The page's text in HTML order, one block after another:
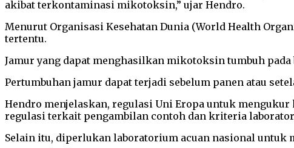
akibat terkontaminasi mikotoksin,” ujar Hendro.
Menurut Organisasi Kesehatan Dunia (World Health
tertentu.
Jamur yang dapat menghasilkan mikotoksin tumbuh
Pertumbuhan jamur dapat terjadi sebelum panen atau
Hendro menjelaskan, regulasi Uni Eropa untuk
regulasi terkait pengambilan contoh dan kriteria
Selain itu, diperlukan laboratorium acuan nasional